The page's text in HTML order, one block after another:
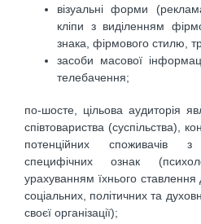
візуальні форми
кліпи з виділенням
знака, фірмового стилю,
засоби масової
телебачення;
по-шосте, цільова аудиторія
співтовариства (суспільства),
потенційних споживачів
специфічних ознак
урахуванням їхнього
соціальних, політичних та
своєї організації);